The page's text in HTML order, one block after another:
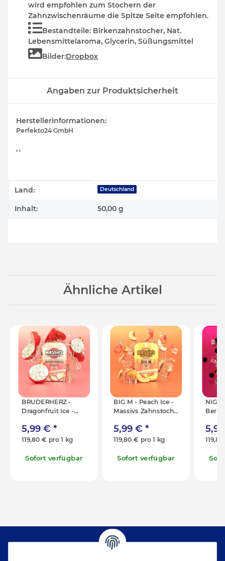
wird empfohlen zum Stochern der
Zahnzwischenräume die Spitze Seite empfohlen.
Bestandteile: Birkenzahnstocher, Nat.
Lebensmittelaroma, Glycerin, Süßungsmittel
Bilder:Dropbox
Angaben zur Produktsicherheit
Herstellerinformationen:
Perfekto24 GmbH
, ,
Produkteigenschaft
Wert
Land: Deutschland
Inhalt: 50,00 g
Ähnliche Artikel
BRUDERHERZ -
Dragonfruit Ice -
- 50g (100x)
5,99 €*
119,80 € pro 1 kg
Sofort verfügbar
BIG M - Peach Ice -
Massivs Zahnstocher
5,99 €*
119,80 € pro 1 kg
Sofort verfügbar
- 50g